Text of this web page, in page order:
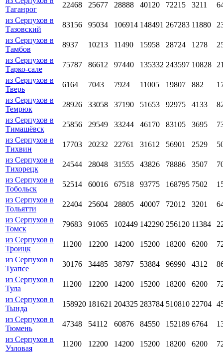
Таганрог
22468 25677 28888 40120 72215 3211
из Серпухов в
Тазовский
83156 95034 106914 148491 267283 11880
из Серпухов в
Тамбов
8937 10213 11490 15958 28724 1278
из Серпухов в
Тарко-сале
75787 86612 97440 135332 243597 10828
из Серпухов в
Тверь
6164 7043 7924 11005 19807 882
из Серпухов в
Темрюк
28926 33058 37190 51653 92975 4133
из Серпухов в
Тимашёвск
25856 29549 33244 46170 83105 3695
из Серпухов в
Тихвин
17703 20232 22761 31612 56901 2529
из Серпухов в
Тихорецк
24544 28048 31555 43826 78886 3507
из Серпухов в
Тобольск
52514 60016 67518 93775 168795 7502
из Серпухов в
Тольятти
22404 25604 28805 40007 72012 3201
из Серпухов в
Томск
79683 91065 102449 142290 256120 11384
из Серпухов в
Троицк
11200 12200 14200 15200 18200 6200
из Серпухов в
Туапсе
30176 34485 38797 53884 96990 4312
из Серпухов в
Тула
11200 12200 14200 15200 18200 6200
из Серпухов в
Тында
158920 181621 204325 283784 510810 22704
из Серпухов в
Тюмень
47348 54112 60876 84550 152189 6764
из Серпухов в
Узловая
11200 12200 14200 15200 18200 6200